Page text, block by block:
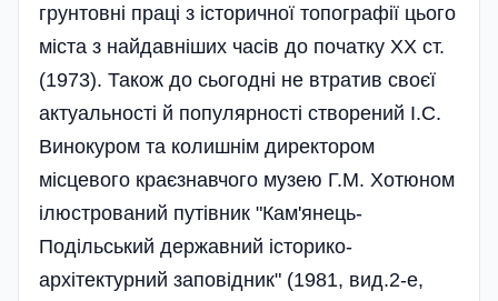
грунтовні праці з історичної топографії цього
міста з найдавніших часів до початку ХХ ст.
(1973). Також до сьогодні не втратив своєї
актуальності й популярності створений І.С.
Винокуром та колишнім директором
місцевого краєзнавчого музею Г.М. Хотюном
ілюстрований путівник "Кам'янець-
Подільський державний історико-
архітектурний заповідник" (1981, вид.2-е,